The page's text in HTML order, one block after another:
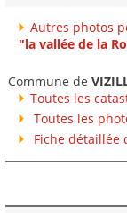
Autres photos
"la vallée de la
Commune de
Toutes les
Toutes les
Fiche détaillée